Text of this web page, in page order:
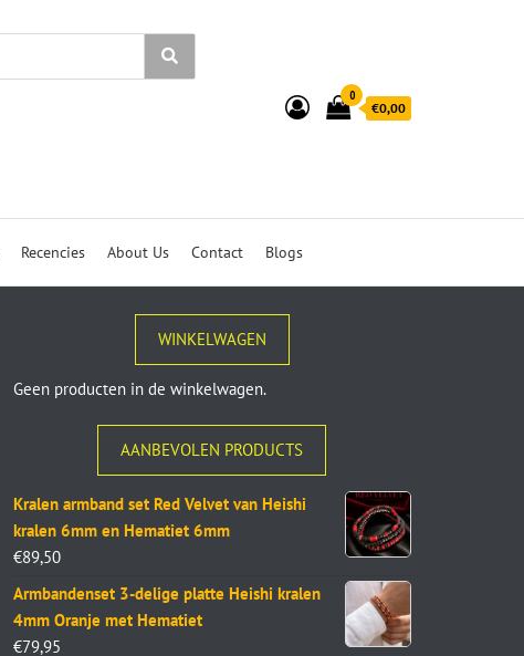
0
€0,00
Recencies About Us Contact Blogs
WINKELWAGEN
Geen producten in de winkelwagen.
AANBEVOLEN PRODUCTS
Kralen armband set Red Velvet van Heishi
kralen 6mm en Hematiet 6mm
€89,50
Armbandenset 3-delige platte Heishi kralen
4mm Oranje met Hematiet
€79,95